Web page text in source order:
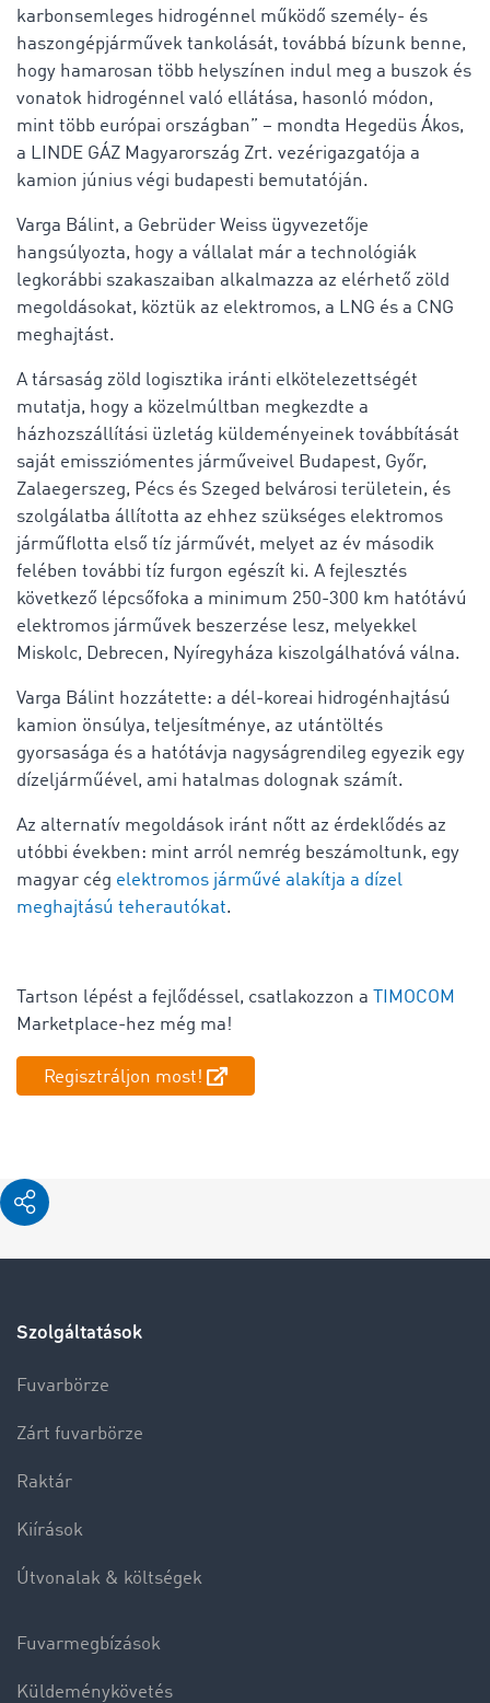
karbonsemleges hidrogénnel működő személy- és
haszongépjárművek tankolását, továbbá bízunk benne,
hogy hamarosan több helyszínen indul meg a buszok és
vonatok hidrogénnel való ellátása, hasonló módon,
mint több európai országban” – mondta Hegedüs Ákos,
a LINDE GÁZ Magyarország Zrt. vezérigazgatója a
kamion június végi budapesti bemutatóján.
Varga Bálint, a Gebrüder Weiss ügyvezetője
hangsúlyozta, hogy a vállalat már a technológiák
legkorábbi szakaszaiban alkalmazza az elérhető zöld
megoldásokat, köztük az elektromos, a LNG és a CNG
meghajtást.
A társaság zöld logisztika iránti elkötelezettségét
mutatja, hogy a közelmúltban megkezdte a
házhozszállítási üzletág küldeményeinek továbbítását
saját emissziómentes járműveivel Budapest, Győr,
Zalaegerszeg, Pécs és Szeged belvárosi területein, és
szolgálatba állította az ehhez szükséges elektromos
járműflotta első tíz járművét, melyet az év második
felében további tíz furgon egészít ki. A fejlesztés
következő lépcsőfoka a minimum 250-300 km hatótávú
elektromos járművek beszerzése lesz, melyekkel
Miskolc, Debrecen, Nyíregyháza kiszolgálhatóvá válna.
Varga Bálint hozzátette: a dél-koreai hidrogénhajtású
kamion önsúlya, teljesítménye, az utántöltés
gyorsasága és a hatótávja nagyságrendileg egyezik egy
dízeljárműével, ami hatalmas dolognak számít.
Az alternatív megoldások iránt nőtt az érdeklődés az
utóbbi években: mint arról nemrég beszámoltunk, egy
magyar cég elektromos járművé alakítja a dízel
meghajtású teherautókat.
Tartson lépést a fejlődéssel, csatlakozzon a
TIMOCOM
Marketplace-hez még ma!
Regisztráljon most!
Szolgáltatások
Fuvarbörze
Zárt fuvarbörze
Raktár
Kiírások
Útvonalak & költségek
Fuvarmegbízások
Küldeménykövetés